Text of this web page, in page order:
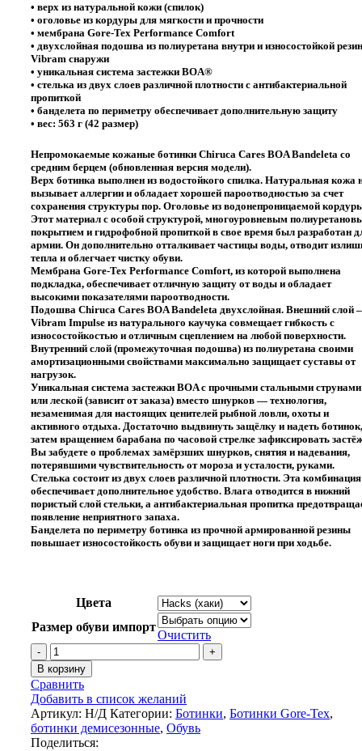
• верх из натуральной кожи (спилок)
• оголовье из кордуры для мягкости и прочности
• мембрана Gore-Tex Performance Comfort
• двухслойная подошва из полиуретана внутри и износостойкой
Vibram снаружи
• уникальная система застежки BOA®
• стелька из двух слоев различной плотности с антибактериальной
пропиткой
• банделета по периметру обеспечивает дополнительную защиту
• вес: 563 г (42 размер)
Непромокаемые кожаные ботинки Chiruca Cares BOA Bandeleta со
средним берцем (обновленная версия модели).
Верх ботинка выполнен из водостойкого спилка. Натуральная кожа
вызывает аллергии и обладает хорошей пароотводностью за счет
сохранения структуры пор. Оголовье из водонепроницаемой
Этот материал с особой структурой, многоуровневым
покрытием и гидрофобной пропиткой в свое время был разработан
армии. Он дополнительно отталкивает частицы воды, отводит
тепла и облегчает чистку обуви.
Мембрана Gore-Tex Performance Comfort, из которой выполнена
подкладка, обеспечивает отличную защиту от воды и обладает
высокими показателями пароотводности.
Подошва Chiruca Cares BOA Bandeleta двухслойная. Внешний слой –
Vibram Impulse из натурального каучука совмещает гибкость с
износостойкостью и отличным сцеплением на любой поверхности.
Внутренний слой (промежуточная подошва) из полиуретана своими
амортизационными свойствами максимально защищает суставы от
нагрузок.
Уникальная система застежки BOA с прочными стальными струнами
или леской (зависит от заказа) вместо шнурков — технология,
незаменимая для настоящих ценителей рыбной ловли, охоты и
активного отдыха. Достаточно выдвинуть защёлку и надеть
затем вращением барабана по часовой стрелке зафиксировать
Вы забудете о проблемах замёрзших шнурков, снятия и надевания,
потерявшими чувствительность от мороза и усталости, руками.
Стелька состоит из двух слоев различной плотности. Эта комбинация
обеспечивает дополнительное удобство. Влага отводится в нижний
пористый слой стельки, а антибактериальная пропитка
появление неприятного запаха.
Банделета по периметру ботинка из прочной армированной резины
повышает износостойкость обуви и защищает ноги при ходьбе.
Цвета
Размер обуви импорт
Очистить
Количество
товара
Ботинки
CHIRUCA
Cares
BOA
Bandeleta
В корзину
Сравнить
Добавить в список желаний
Артикул: Н/Д Категории: Ботинки, Ботинки Gore-Tex,
ботинки демисезонные, Обувь
Поделиться: